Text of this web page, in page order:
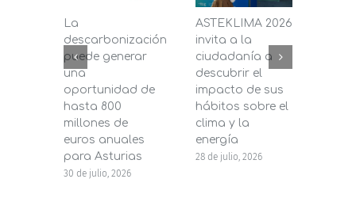
La
descarbonización
puede generar
una
oportunidad de
hasta 800
millones de
euros anuales
para Asturias
30 de julio, 2026
ASTEKLIMA 2026
invita a la
ciudadanía a
descubrir el
impacto de sus
hábitos sobre el
clima y la
energía
28 de julio, 2026